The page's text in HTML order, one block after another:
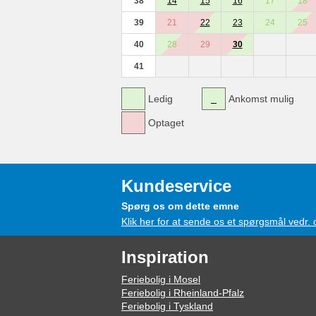
39 21 22 23 24 25
40 28 29 30
41
Ledig
Optaget
Ankomst mulig
Kundeservice
Spørg os om dette emne
Klik her for at sende os et spørgsmål vedr.
Inspiration
Feriebolig i Mosel
Feriebolig i Rheinland-Pfalz
Feriebolig i Tyskland